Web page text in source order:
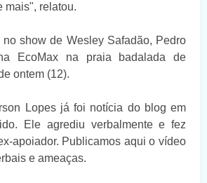
mais", relatou.
no show de Wesley Safadão, Pedro
EcoMax na praia badalada de
ontem (12).
Lopes já foi notícia do blog em
Ele agrediu verbalmente e fez
apoiador. Publicamos aqui o vídeo
e ameaças.